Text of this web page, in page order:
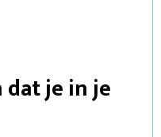
dat je in je